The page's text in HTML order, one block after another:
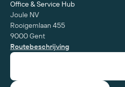
Office & Service Hub
Joule NV
Rooigemlaan 455
9000 Gent
Routebeschrijving